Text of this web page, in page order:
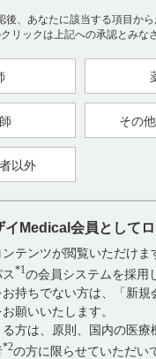
害（網膜剥離を除く）に
（引用1）
試験（201試験）で認めら
（引用2）
、眼障害（網膜剥離を除
（引用3）
を除く）
皮欠損（12.7%）等の眼障
ことがあります。
的に眼科検査を行うなど
眼の異常が認められた場
るよう患者を指導してくだ
場合には、投与を中止す
合は、以下の基準を参考
後、あなたに該当する項目から
リックは上記への承認とみな
その
以外
イMedical会員として
テンツが閲覧いただけま
*1の会員システムを採用
持ちでない方は、「新規
願いいたします。
方は、原則、国内の医療
*2の方に限らせていただい